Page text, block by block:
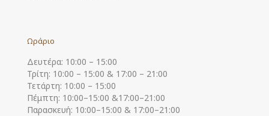
Ωράριο
Δευτέρα: 10:00 – 15:00
Τρίτη: 10:00 – 15:00 & 17:00 – 21:00
Τετάρτη: 10:00 – 15:00
Πέμπτη: 10:00–15:00 &17:00–21:00
Παρασκευή: 10:00–15:00 & 17:00–21:00